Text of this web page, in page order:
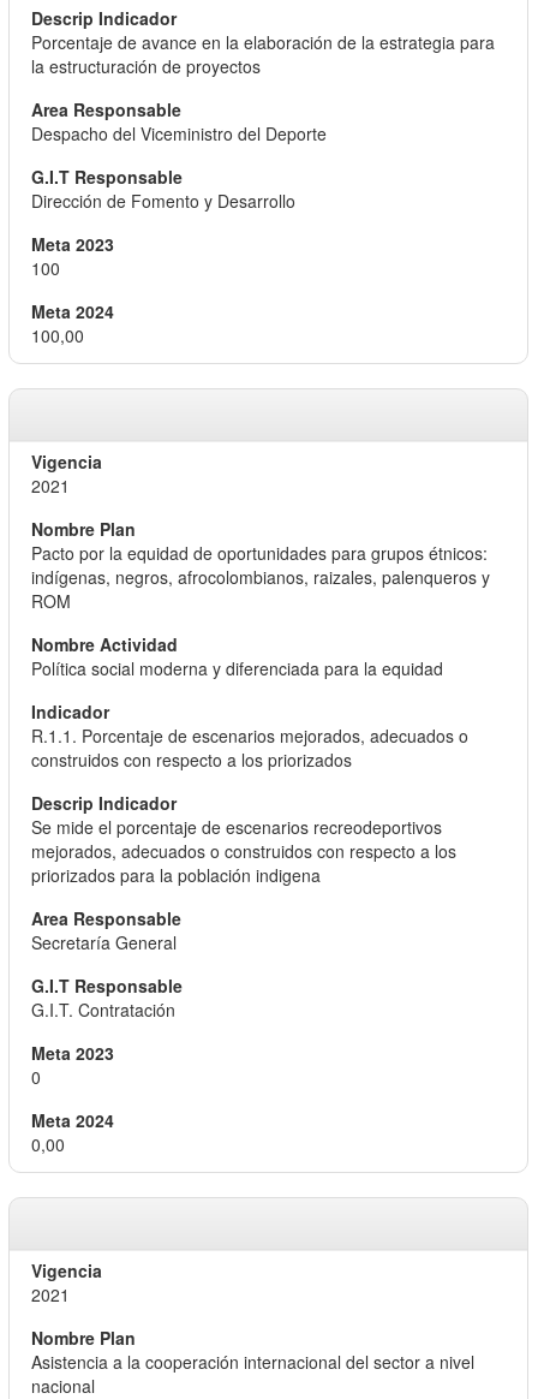
Porcentaje de avance en la elaboración de la estrategia para
la estructuración de proyectos
Despacho del Viceministro del Deporte
Dirección de Fomento y Desarrollo
100
100,00
2021
Pacto por la equidad de oportunidades para grupos étnicos:
indígenas, negros, afrocolombianos, raizales, palenqueros y
ROM
Política social moderna y diferenciada para la equidad
R.1.1. Porcentaje de escenarios mejorados, adecuados o
construidos con respecto a los priorizados
Se mide el porcentaje de escenarios recreodeportivos
mejorados, adecuados o construidos con respecto a los
priorizados para la población indigena
Secretaría General
G.I.T. Contratación
0
0,00
2021
Asistencia a la cooperación internacional del sector a nivel
nacional